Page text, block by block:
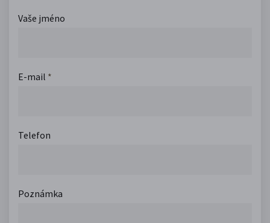
Vaše jméno
E-mail *
Telefon
Poznámka